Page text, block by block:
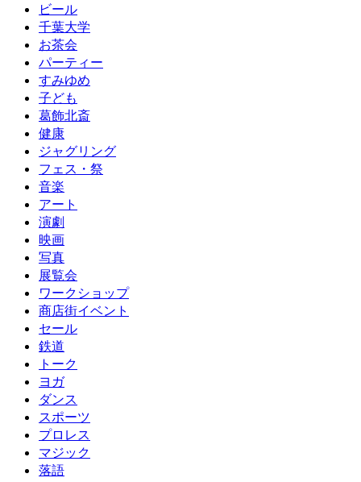
ビール
千葉大学
お茶会
パーティー
すみゆめ
子ども
葛飾北斎
健康
ジャグリング
フェス・祭
音楽
アート
演劇
映画
写真
展覧会
ワークショップ
商店街イベント
セール
鉄道
トーク
ヨガ
ダンス
スポーツ
プロレス
マジック
落語